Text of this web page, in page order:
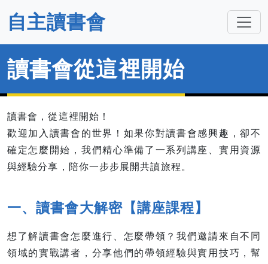
自主讀書會
讀書會從這裡開始
讀書會，從這裡開始！
歡迎加入讀書會的世界！如果你對讀書會感興趣，卻不
確定怎麼開始，我們精心準備了一系列講座、實用資源
與經驗分享，陪你一步步展開共讀旅程。
一、讀書會大解密【講座課程】
想了解讀書會怎麼進行、怎麼帶領？我們邀請來自不同
領域的實戰講者，分享他們的帶領經驗與實用技巧，幫